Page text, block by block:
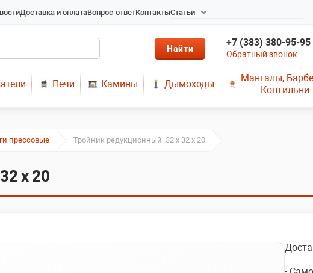
Доставка и оплатаВопрос-ответКонтактыСтатьи
Радиаторы отопления в
Новосибирске
Твердотопливные котлы
длительного горения
Металопластик
+7 (383) 380-95-95
Обратный звонок
Печи Камины Дымоходы
Мангалы,
Коптильни
прессовые Тройник редукционный 32 x 32 x 20
x 20